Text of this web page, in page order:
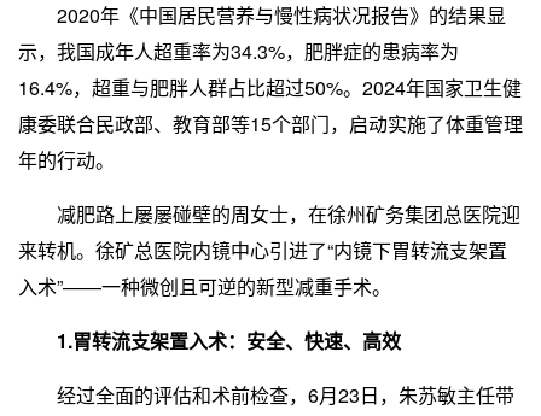
2020年《中国居民营养与慢性病状况报告》的结果显
示，我国成年人超重率为34.3%，肥胖症的患病率为
16.4%，超重与肥胖人群占比超过50%。2024年国家卫生健
康委联合民政部、教育部等15个部门，启动实施了体重管理
年的行动。
减肥路上屡屡碰壁的周女士，在徐州矿务集团总医院迎
来转机。徐矿总医院内镜中心引进了“内镜下胃转流支架置
入术”——一种微创且可逆的新型减重手术。
1.胃转流支架置入术：安全、快速、高效
经过全面的评估和术前检查，6月23日，朱苏敏主任带